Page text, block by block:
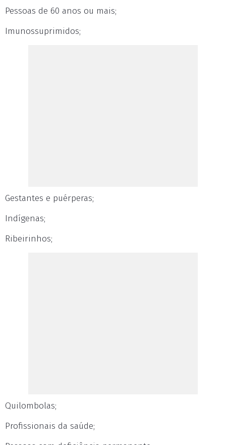
Pessoas de 60 anos ou mais;
Imunossuprimidos;
Gestantes e puérperas;
Indígenas;
Ribeirinhos;
Quilombolas;
Profissionais da saúde;